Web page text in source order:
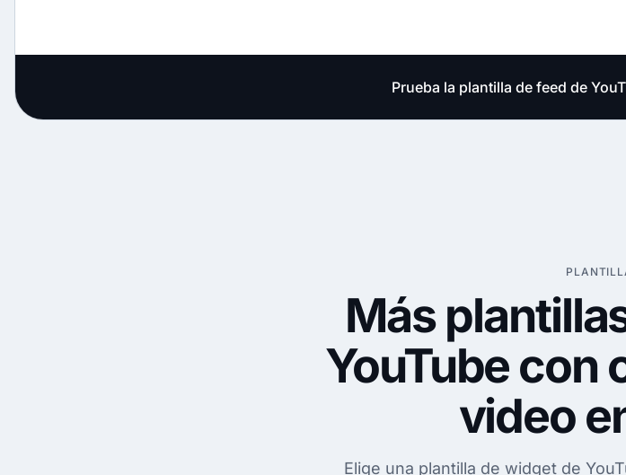
Prueba la plantilla de feed de
Más
YouTube con
video
Elige una plantilla de widget de